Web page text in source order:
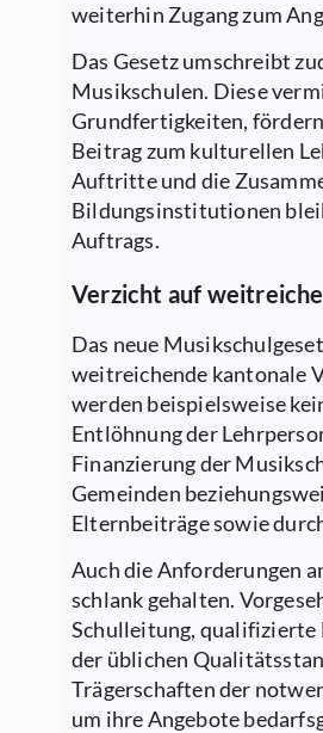
weiterhin Zugang zum
Das Gesetz umschreibt
Musikschulen. Diese
Grundfertigkeiten,
Beitrag zum kulturellen
Auftritte und die
Bildungsinstitutionen
Auftrags.
Verzicht auf
Das neue
weitreichende kantonale
werden beispielsweise
Entlöhnung der
Finanzierung der
Gemeinden
Elternbeiträge sowie
Auch die Anforderungen
schlank gehalten.
Schulleitung, qualifizierte
der üblichen
Trägerschaften der
um ihre Angebote